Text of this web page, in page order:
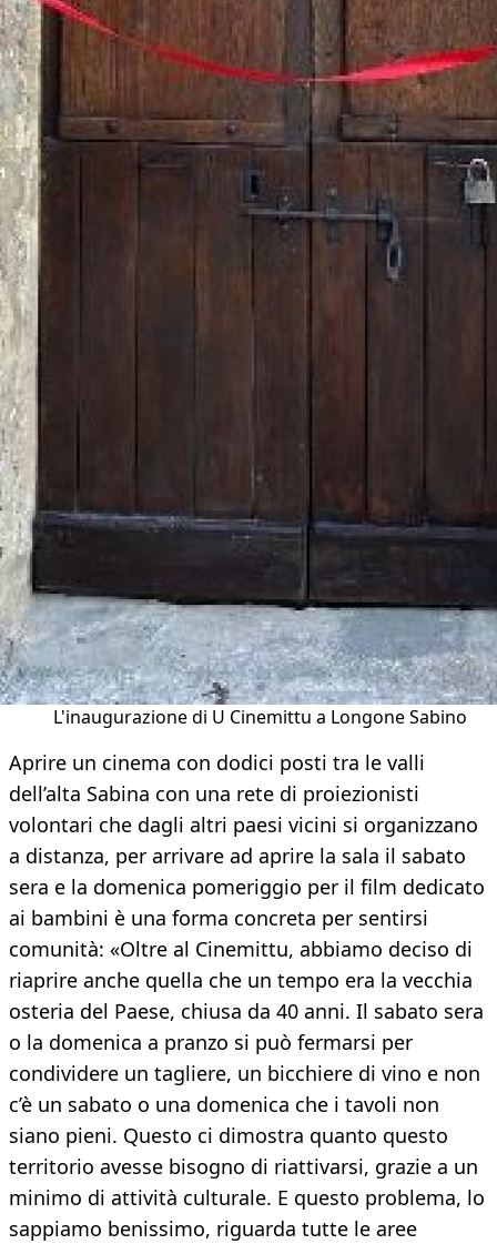
L'inaugurazione di U Cinemittu a Longone Sabino
Aprire un cinema con dodici posti tra le valli
dell’alta Sabina con una rete di proiezionisti
volontari che dagli altri paesi vicini si organizzano
a distanza, per arrivare ad aprire la sala il sabato
sera e la domenica pomeriggio per il film dedicato
ai bambini è una forma concreta per sentirsi
comunità: «Oltre al Cinemittu, abbiamo deciso di
riaprire anche quella che un tempo era la vecchia
osteria del Paese, chiusa da 40 anni. Il sabato sera
o la domenica a pranzo si può fermarsi per
condividere un tagliere, un bicchiere di vino e non
c’è un sabato o una domenica che i tavoli non
siano pieni. Questo ci dimostra quanto questo
territorio avesse bisogno di riattivarsi, grazie a un
minimo di attività culturale. E questo problema, lo
sappiamo benissimo, riguarda tutte le aree